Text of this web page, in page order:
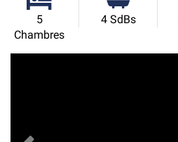
5
Chambres
4 SdBs